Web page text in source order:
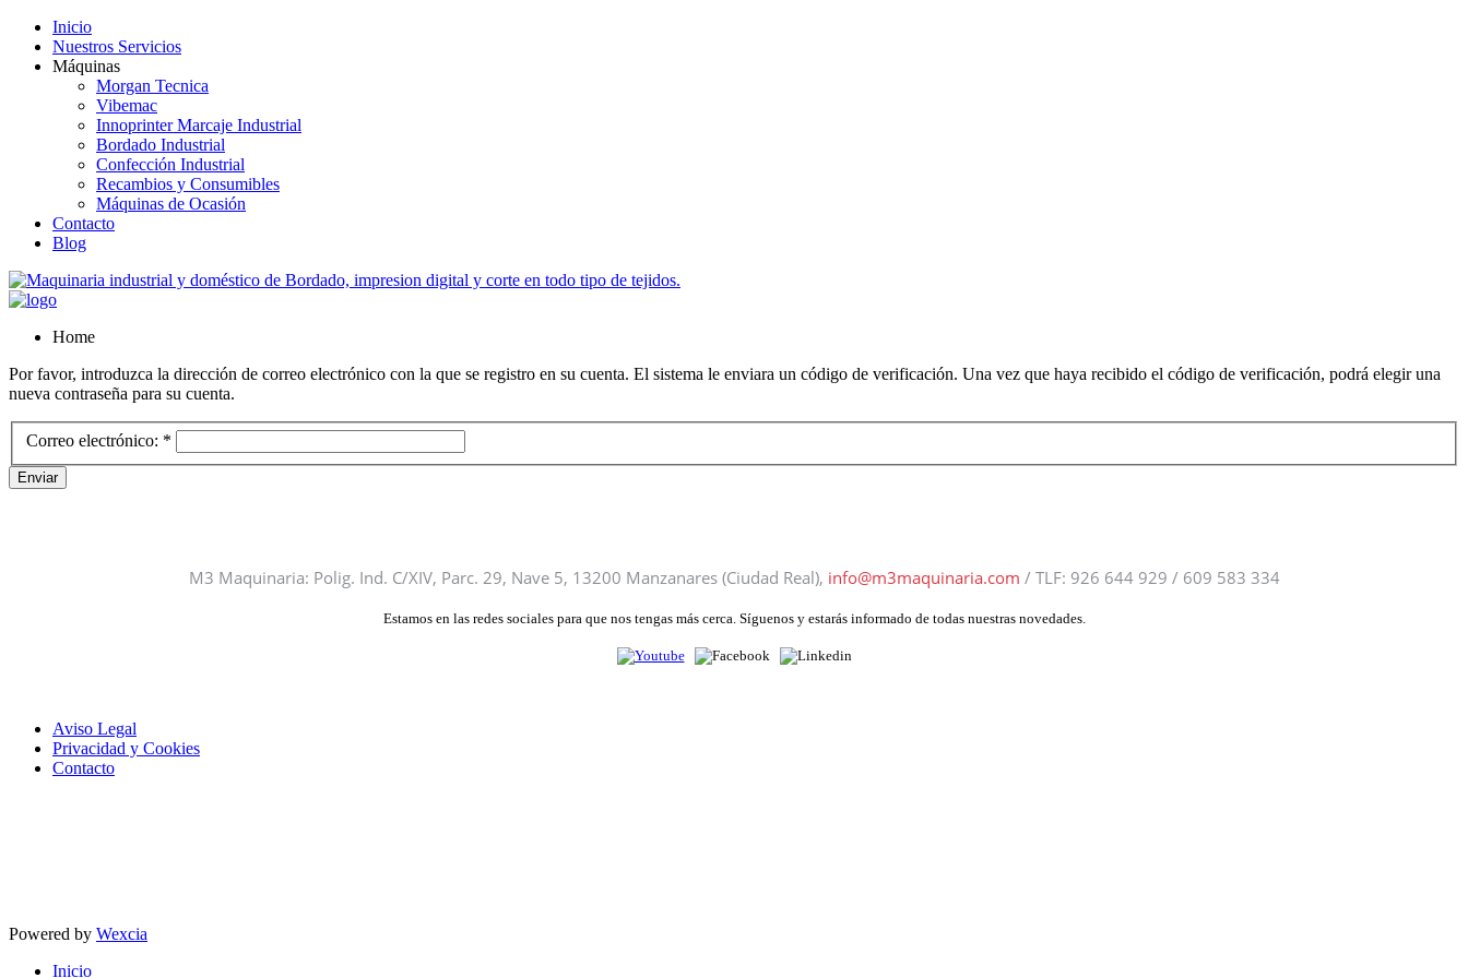
Inicio
Nuestros Servicios
Máquinas
Morgan Tecnica
Vibemac
Innoprinter Marcaje Industrial
Bordado Industrial
Confección Industrial
Recambios y Consumibles
Máquinas de Ocasión
Contacto
Blog
Home
Por favor, introduzca la dirección de correo electrónico con la que se registro en su cuenta. El sistema le enviara un código de verificación. Una vez que haya recibido el código de verificación, podrá elegir una
nueva contraseña para su cuenta.
Correo electrónico: *
Enviar
M3 Maquinaria: Polig. Ind. C/XIV, Parc. 29, Nave 5, 13200 Manzanares (Ciudad Real), info@m3maquinaria.com / TLF: 926 644 929 / 609 583 334
Estamos en las redes sociales para que nos tengas más cerca. Síguenos y estarás informado de todas nuestras novedades.
Aviso Legal
Privacidad y Cookies
Contacto
Powered by Wexcia
Inicio